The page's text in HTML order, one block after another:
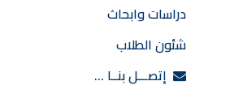
دراسات وابحاث
شئون الطلاب
إتصـــل بنــا …